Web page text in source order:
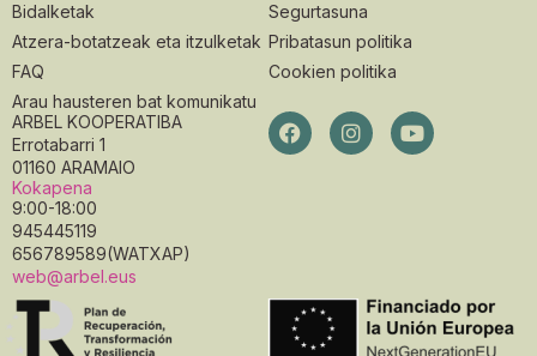
Bidalketak
Atzera-botatzeak eta itzulketak
FAQ
Arau hausteren bat komunikatu
Segurtasuna
Pribatasun politika
Cookien politika
ARBEL KOOPERATIBA
Errotabarri 1
01160 ARAMAIO
Kokapena
9:00-18:00
945445119
656789589(WATXAP)
web@arbel.eus